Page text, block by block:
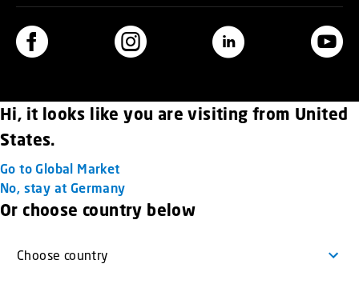
Hi, it looks like you are visiting from United
States.
Go to Global Market
No, stay at Germany
Or choose country below